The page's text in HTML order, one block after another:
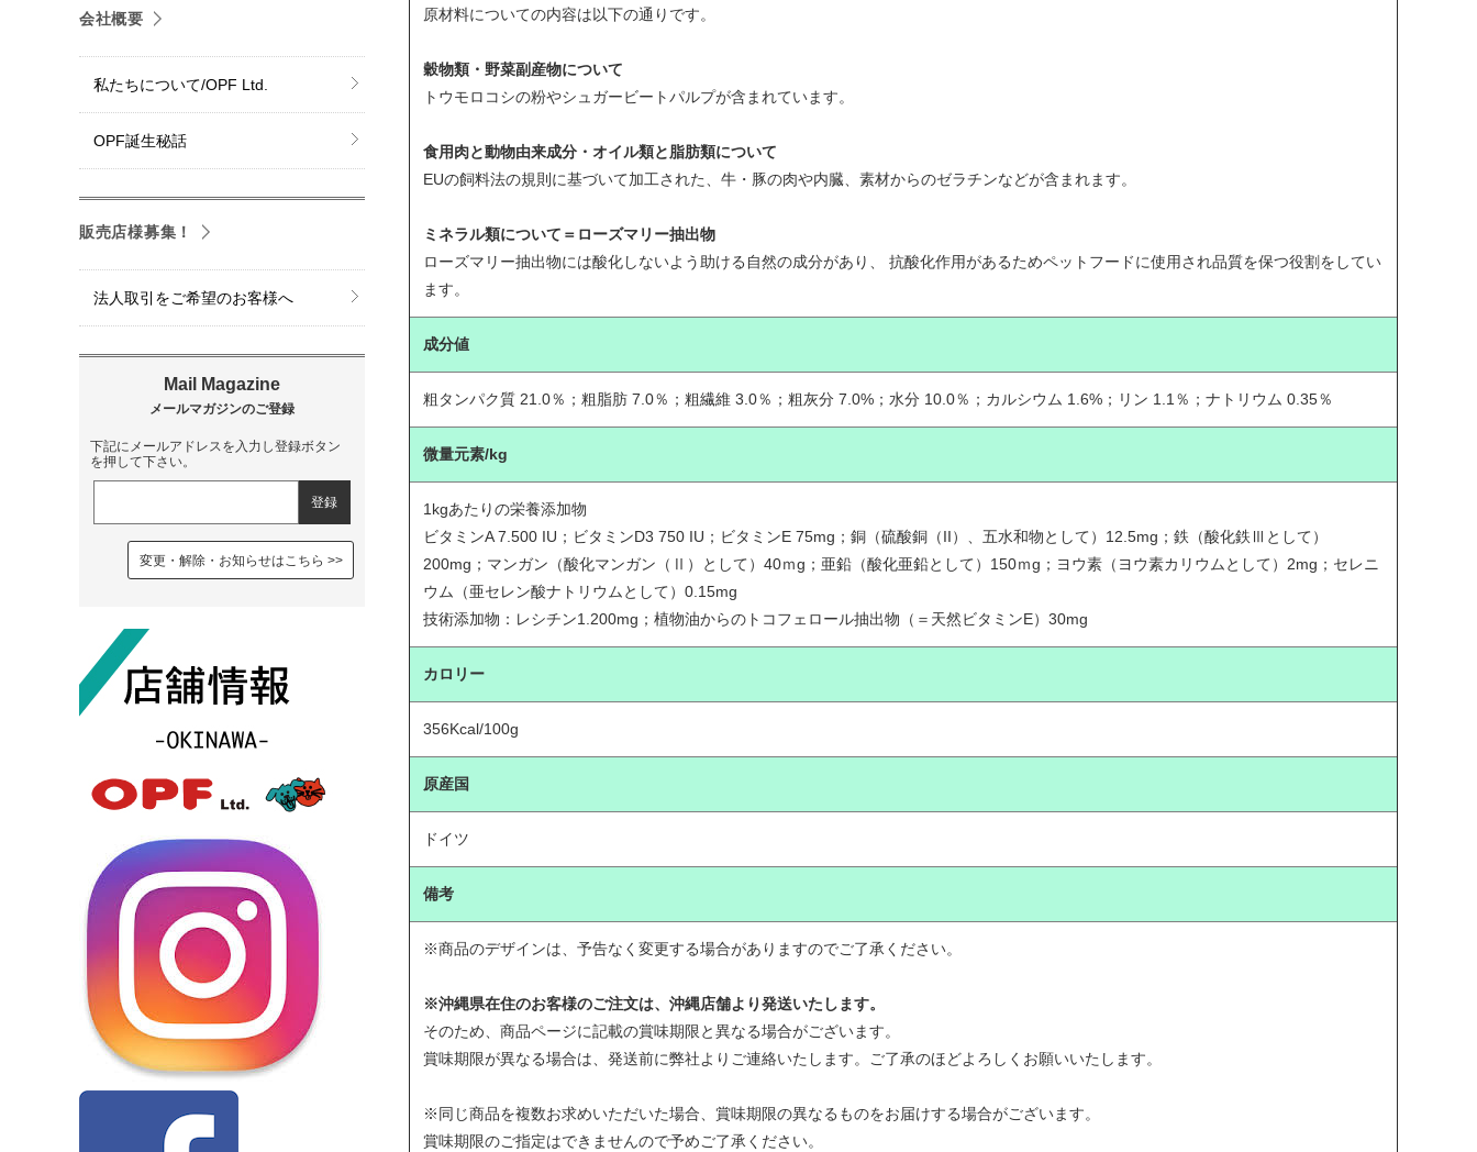
原材料についての内容は以下の通りです。
穀物類・野菜副産物について
トウモロコシの粉やシュガービートパルプが含まれています。
食用肉と動物由来成分・オイル類と脂肪類について
EUの飼料法の規則に基づいて加工された、牛・豚の肉や内臓、素材からのゼラチンなどが含まれます。
ミネラル類について＝ローズマリー抽出物
ローズマリー抽出物には酸化しないよう助ける自然の成分があり、 抗酸化作用があるためペットフードに使用され品質を保つ役割をしてい
ます。
成分値
粗タンパク質 21.0％；粗脂肪 7.0％；粗繊維 3.0％；粗灰分 7.0%；水分 10.0％；カルシウム 1.6%；リン 1.1％；ナトリウム 0.35％
微量元素/kg
1kgあたりの栄養添加物
ビタミンA 7.500 IU；ビタミンD3 750 IU；ビタミンE 75mg；銅（硫酸銅（II）、五水和物として）12.5mg；鉄（酸化鉄Ⅲとして）
200mg；マンガン（酸化マンガン（Ⅱ）として）40ｍg；亜鉛（酸化亜鉛として）150ｍg；ヨウ素（ヨウ素カリウムとして）2mg；セレニ
ウム（亜セレン酸ナトリウムとして）0.15mg
技術添加物：レシチン1.200mg；植物油からのトコフェロール抽出物（＝天然ビタミンE）30mg
カロリー
356Kcal/100g
原産国
ドイツ
備考
※商品のデザインは、予告なく変更する場合がありますのでご了承ください。
※沖縄県在住のお客様のご注文は、沖縄店舗より発送いたします。
そのため、商品ページに記載の賞味期限と異なる場合がございます。
賞味期限が異なる場合は、発送前に弊社よりご連絡いたします。ご了承のほどよろしくお願いいたします。
※同じ商品を複数お求めいただいた場合、賞味期限の異なるものをお届けする場合がございます。
賞味期限のご指定はできませんので予めご了承ください。
会社概要
私たちについて/OPF Ltd.
OPF誕生秘話
販売店様募集！
法人取引をご希望のお客様へ
下記にメールアドレスを入力し登録ボタン
を押して下さい。
変更・解除・お知らせはこちら